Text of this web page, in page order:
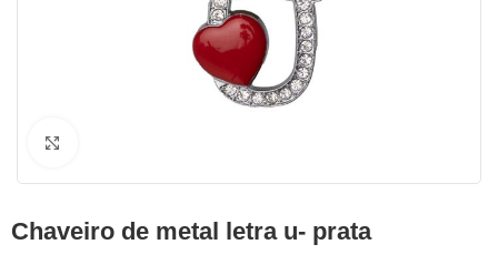
chaveiro de metal letra u- prata